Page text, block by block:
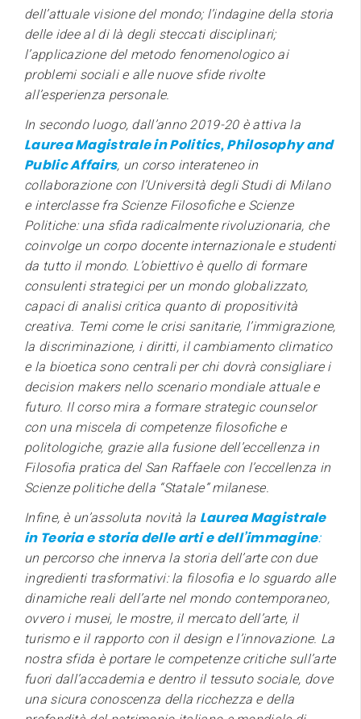
dell’attuale visione del mondo; l’indagine della storia
delle idee al di là degli steccati disciplinari;
l’applicazione del metodo fenomenologico ai
problemi sociali e alle nuove sfide rivolte
all’esperienza personale.
In secondo luogo, dall’anno 2019-20 è attiva la
Laurea Magistrale in Politics, Philosophy and
Public Affairs, un corso interateneo in
collaborazione con l’Università degli Studi di Milano
e interclasse fra Scienze Filosofiche e Scienze
Politiche: una sfida radicalmente rivoluzionaria, che
coinvolge un corpo docente internazionale e studenti
da tutto il mondo. L’obiettivo è quello di formare
consulenti strategici per un mondo globalizzato,
capaci di analisi critica quanto di propositività
creativa. Temi come le crisi sanitarie, l’immigrazione,
la discriminazione, i diritti, il cambiamento climatico
e la bioetica sono centrali per chi dovrà consigliare i
decision makers nello scenario mondiale attuale e
futuro. Il corso mira a formare strategic counselor
con una miscela di competenze filosofiche e
politologiche, grazie alla fusione dell’eccellenza in
Filosofia pratica del San Raffaele con l’eccellenza in
Scienze politiche della “Statale” milanese.
Infine, è un’assoluta novità la Laurea Magistrale
in Teoria e storia delle arti e dell’immagine:
un percorso che innerva la storia dell’arte con due
ingredienti trasformativi: la filosofia e lo sguardo alle
dinamiche reali dell’arte nel mondo contemporaneo,
ovvero i musei, le mostre, il mercato dell’arte, il
turismo e il rapporto con il design e l’innovazione. La
nostra sfida è portare le competenze critiche sull’arte
fuori dall’accademia e dentro il tessuto sociale, dove
una sicura conoscenza della ricchezza e della